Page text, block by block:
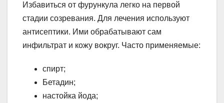
Избавиться от фурункула легко на первой
стадии созревания. Для лечения используют
антисептики. Ими обрабатывают сам
инфильтрат и кожу вокруг. Часто применяемые:
спирт;
Бетадин;
настойка йода;